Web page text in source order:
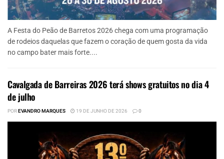
A Festa do Peão de Barretos 2026 chega com uma programação
de rodeios daquelas que fazem o coração de quem gosta da vida
no campo bater mais forte....
Cavalgada de Barreiras 2026 terá shows gratuitos no dia 4
de julho
POREVANDRO MARQUES 19 DE JUNHO DE 2026 0